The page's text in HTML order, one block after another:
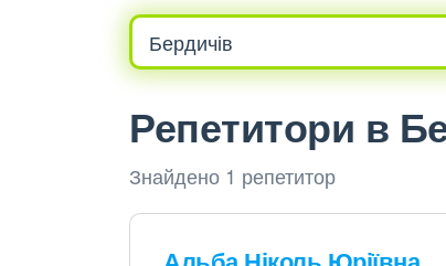
Репетитори в
Знайдено 1 репетитор